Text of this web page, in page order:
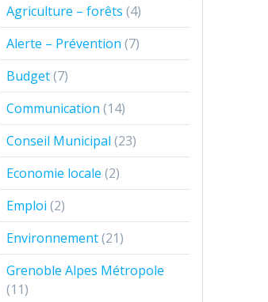
Agriculture – forêts (4)
Alerte – Prévention (7)
Budget(7)
Communication (14)
Conseil Municipal (23)
Economie locale (2)
Emploi (2)
Environnement(21)
Grenoble Alpes Métropole
(11)